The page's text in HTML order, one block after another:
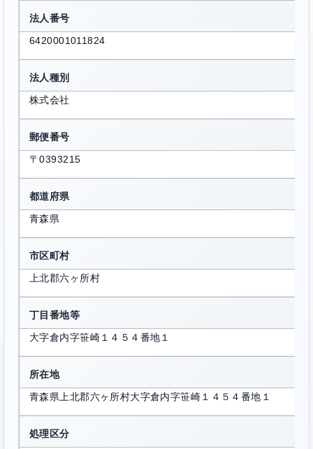
法人番号
6420001011824
法人種別
株式会社
郵便番号
〒0393215
都道府県
青森県
市区町村
上北郡六ヶ所村
丁目番地等
大字倉内字笹崎１４５４番地１
所在地
青森県上北郡六ヶ所村大字倉内字笹崎１４５４番地１
処理区分